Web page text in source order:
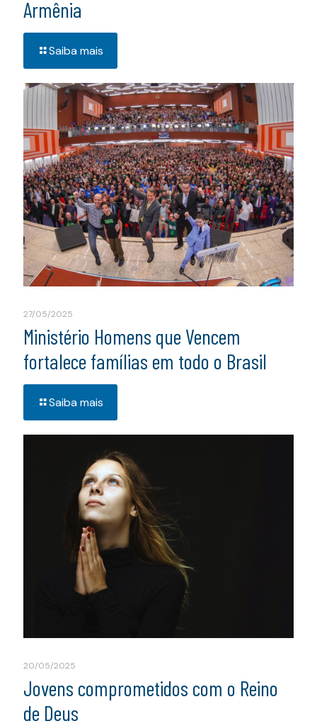
Armênia
Saiba mais
27/05/2025
Ministério Homens que Vencem
fortalece famílias em todo o Brasil
Saiba mais
20/05/2025
Jovens comprometidos com o Reino
de Deus